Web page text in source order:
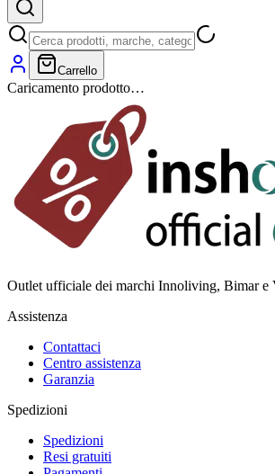
Carrello
Caricamento prodotto…
Outlet ufficiale dei marchi Innoliving, Bimar e
Assistenza
Contattaci
Centro assistenza
Garanzia
Spedizioni
Spedizioni
Resi gratuiti